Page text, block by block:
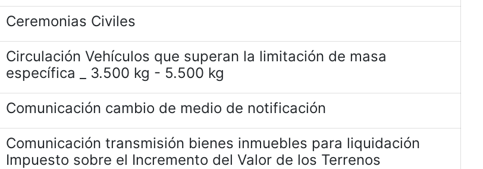
Ceremonias Civiles
Circulación Vehículos que superan la limitación de masa
específica _ 3.500 kg - 5.500 kg
Comunicación cambio de medio de notificación
Comunicación transmisión bienes inmuebles para liquidación
Impuesto sobre el Incremento del Valor de los Terrenos